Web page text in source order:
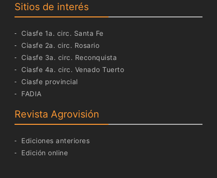
Sitios de interés
Ciasfe 1a. circ. Santa Fe
Ciasfe 2a. circ. Rosario
Ciasfe 3a. circ. Reconquista
Ciasfe 4a. circ. Venado Tuerto
Ciasfe provincial
FADIA
Revista Agrovisión
Ediciones anteriores
Edición online